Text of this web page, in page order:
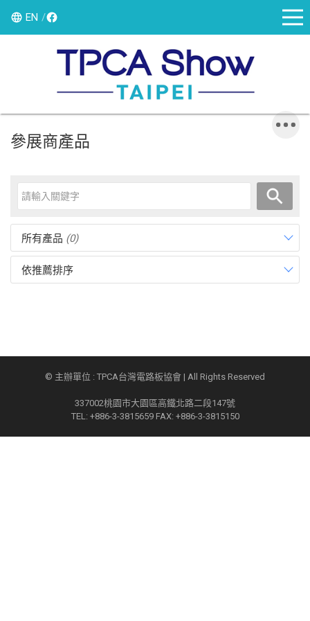
EN
參展商產品
所有產品 (0)
依推薦排序
© 主辦單位 : TPCA台灣電路板協會 | All Rights Reserved
337002桃園市大園區高鐵北路二段147號
TEL: +886-3-3815659 FAX: +886-3-3815150